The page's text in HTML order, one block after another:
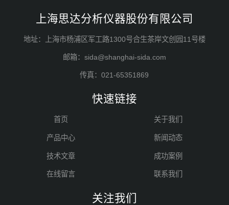
上海思达分析仪器股份有限公司
地址：上海市杨浦区军工路1300号合生茶岸文创园11号楼
邮箱：sida@shanghai-sida.com
传真：021-65351869
快速链接
首页 关于我们
产品中心 新闻动态
技术文章 成功案例
在线留言 联系我们
关注我们